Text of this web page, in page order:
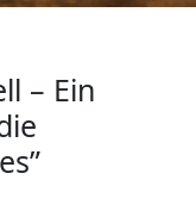
– Ein